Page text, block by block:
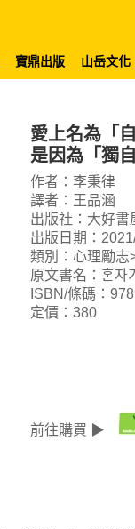
寶鼎出版 山岳文化
愛上名為「
是因為「獨
作者：李秉律
譯者：王品涵
出版社：大好書
出版日期：
類別：心理勵志
原文書名：혼자
ISBN/條碼：
定價：380
前往購買 ▶